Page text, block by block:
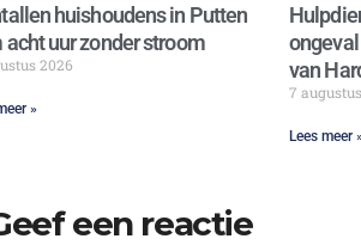
huishoudens in Putten
acht uur zonder stroom
2026
»
van
7
Lees meer
een reactie